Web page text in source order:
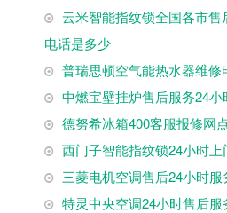
云米智能指纹锁全国各市
电话是多少
普瑞思顿空气能热水器维修
中燃宝壁挂炉售后服务24
德努希冰箱400客服报修网
西门子智能指纹锁24小时
三菱电机空调售后24小时服
特灵中央空调24小时售后